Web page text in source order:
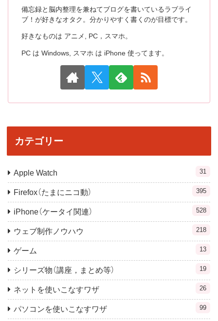
備忘録と脳内整理を兼ねてブログを書いているラブライ
ブ！が好きなオタク。分かりやすく書くのが目標です。
好きなものは アニメ, PC，スマホ。
PC は Windows, スマホ は iPhone 使ってます。
カテゴリー
Apple Watch 31
Firefox（たまにニコ動） 395
iPhone（ケータイ関連） 528
ウェブ制作ノウハウ 218
ゲーム 13
シリーズ物（講座，まとめ等） 19
ネットを使いこなすワザ 26
パソコンを使いこなすワザ 99